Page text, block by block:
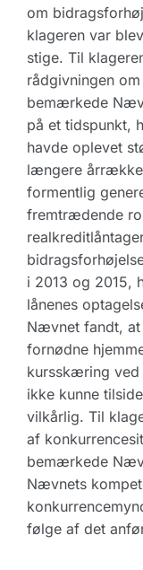
om
klageren var
stige. Til
rådgivningen
bemærkede
på et tidspunkt,
havde oplevet
længere
formentlig
fremtrædende
i 2013 og 2015,
lånenes
Nævnet fandt, at
fornødne
kursskæring ved
ikke kunne
vilkårlig. Til
af
bemærkede
Nævnets
følge af det